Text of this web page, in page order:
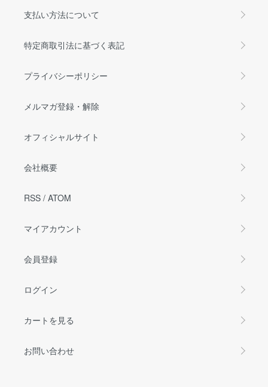
支払い方法について
特定商取引法に基づく表記
プライバシーポリシー
メルマガ登録・解除
オフィシャルサイト
会社概要
RSS / ATOM
マイアカウント
会員登録
ログイン
カートを見る
お問い合わせ